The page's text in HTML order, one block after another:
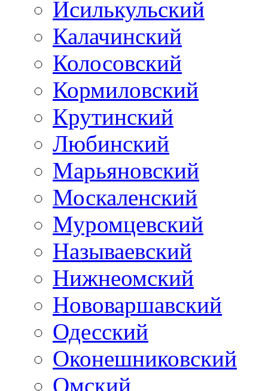
Исилькульский
Калачинский
Колосовский
Кормиловский
Крутинский
Любинский
Марьяновский
Москаленский
Муромцевский
Называевский
Нижнеомский
Нововаршавский
Одесский
Оконешниковский
Омский